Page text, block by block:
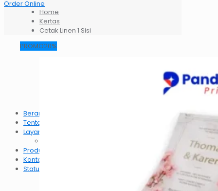
Order Online
Beranda
Tentang
Layanan
Produk
Kontak
Status Order
Home
Kertas
Cetak Linen 1 Sisi
PROMO20%